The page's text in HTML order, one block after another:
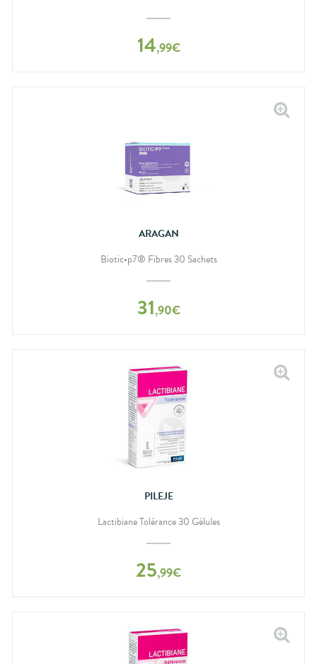
14,99€
ARAGAN
Biotic•p7® Fibres 30 Sachets
31,90€
PILEJE
Lactibiane Tolérance 30 Gélules
25,99€